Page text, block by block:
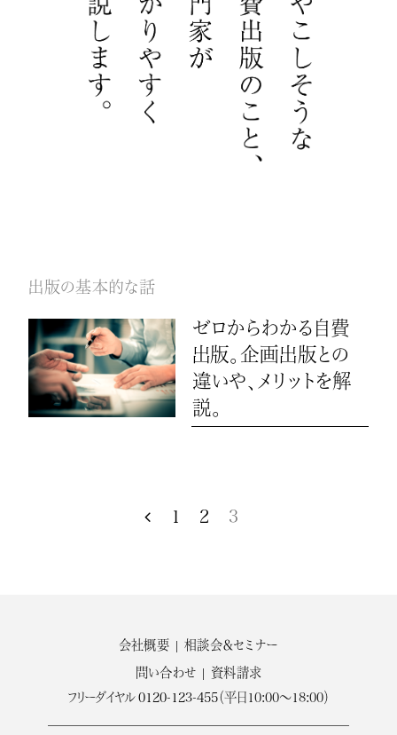
出版の基本的な話
ゼロからわかる自費
出版。企画出版との
違いや、メリットを解
説。
1 2 3
会社概要 相談会＆セミナー
問い合わせ
資料請求
フリーダイヤル 0120-123-455（平日10:00～18:00）